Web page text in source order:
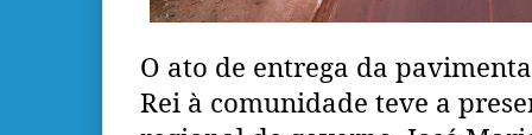
O ato de entrega da
Rei à comunidade teve a